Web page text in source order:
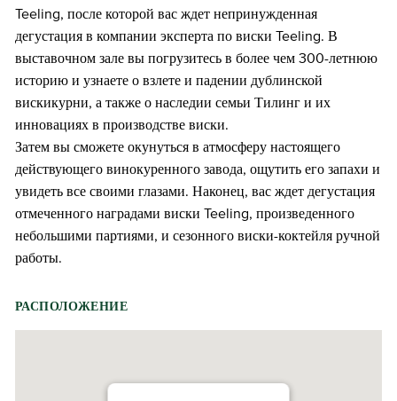
Teeling, после которой вас ждет непринужденная
дегустация в компании эксперта по виски Teeling. В
выставочном зале вы погрузитесь в более чем 300-летнюю
историю и узнаете о взлете и падении дублинской
вискикурни, а также о наследии семьи Тилинг и их
инновациях в производстве виски.
Затем вы сможете окунуться в атмосферу настоящего
действующего винокуренного завода, ощутить его запахи и
увидеть все своими глазами. Наконец, вас ждет дегустация
отмеченного наградами виски Teeling, произведенного
небольшими партиями, и сезонного виски-коктейля ручной
работы.
РАСПОЛОЖЕНИЕ